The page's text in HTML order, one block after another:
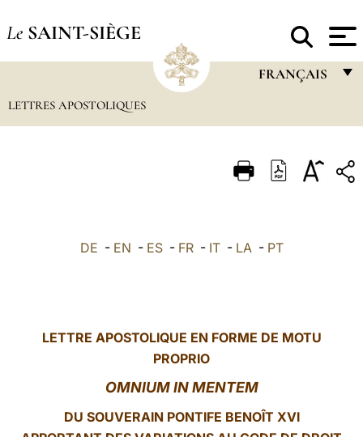
Le SAINT-SIÈGE
FRANÇAIS
ITALIANO
LATINE
LETTRES APOSTOLIQUES
DE - EN - ES- FR- IT- LA- PT
LETTRE APOSTOLIQUE EN FORME DE MOTU
PROPRIO
OMNIUM IN MENTEM
DU SOUVERAIN PONTIFE BENOÎT XVI